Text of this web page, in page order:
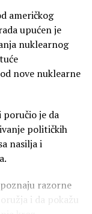
Trampova
prakse u kojoj
porođaja kako
imigracione
zabranu
američkim
službenik utvrdi
američkog
upućen je
nuklearnog
nove nuklearne
poručio je da
političkih
nasilja i
razorne
i da pokažu